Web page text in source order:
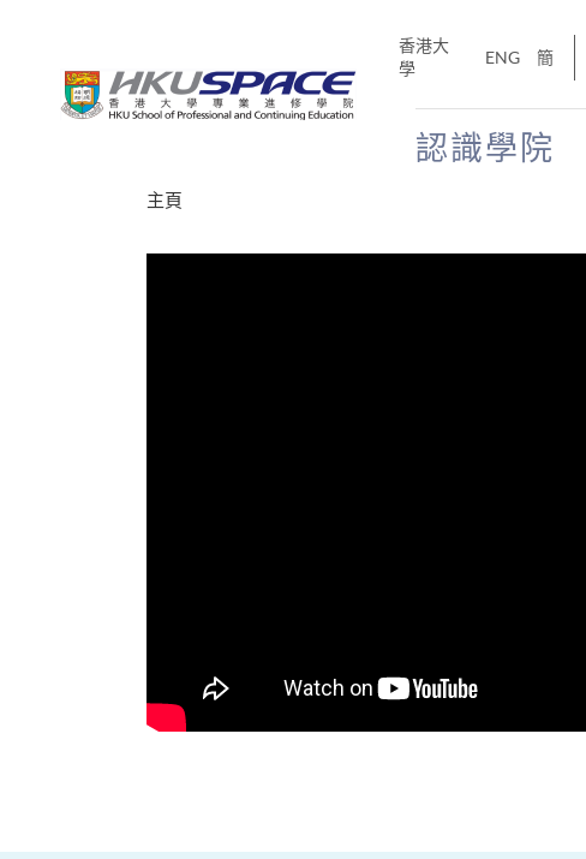
香港大
學
ENG 簡
認識學院
主頁